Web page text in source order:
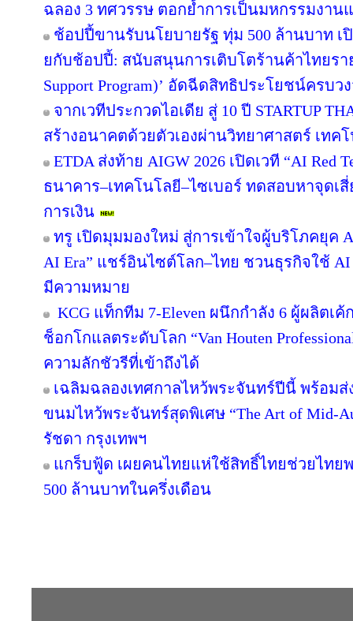
ฉลอง 3 ทศวรรษ ตอกย้ำการเป็นมหกรรมงา
ช้อปปี้ขานรับนโยบายรัฐ ทุ่ม 500 ล้านบาท เ
ยกับช้อปปี้: สนับสนุนการเติบโตร้านค้าไทยรา
Support Program)’ อัดฉีดสิทธิประโยชน์ครบว
จากเวทีประกวดไอเดีย สู่ 10 ปี STARTUP
สร้างอนาคตด้วยตัวเองผ่านวิทยาศาสตร์ เทค
ETDA ส่งท้าย AIGW 2026 เปิดเวที “AI Red
ธนาคาร–เทคโนโลยี–ไซเบอร์ ทดสอบหาจุดเ
การเงิน
ทรู เปิดมุมมองใหม่ สู่การเข้าใจผู้บริโภคยุค
AI Era” แชร์อินไซต์โลก–ไทย ชวนธุรกิจใช้
มีความหมาย
KCG แท็กทีม 7-Eleven ผนึกกำลัง 6 ผู้ผลิตเ
ช็อกโกแลตระดับโลก “Van Houten
ความลักชัวรีที่เข้าถึงได้
เฉลิมฉลองเทศกาลไหว้พระจันทร์ปีนี้ พร้อม
ขนมไหว้พระจันทร์สุดพิเศษ “The Art of Mid-
รัชดา กรุงเทพฯ
แกร็บฟู้ด เผยคนไทยแห่ใช้สิทธิ์ไทยช่วยไทยพ
500 ล้านบาทในครึ่งเดือน